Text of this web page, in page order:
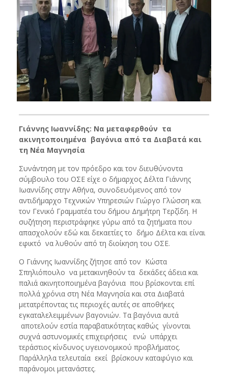
Γιάννης Ιωαννίδης: Να μεταφερθούν τα
ακινητοποιημένα βαγόνια από τα Διαβατά και
τη Νέα Μαγνησία
Συνάντηση με τον πρόεδρο και τον διευθύνοντα
σύμβουλο του ΟΣΕ είχε ο δήμαρχος Δέλτα Γιάννης
Ιωαννίδης στην Αθήνα, συνοδευόμενος από τον
αντιδήμαρχο Τεχνικών Υπηρεσιών Γιώργο Γλώσση και
τον Γενικό Γραμματέα του δήμου Δημήτρη Τερζίδη. Η
συζήτηση περιστράφηκε γύρω από τα ζητήματα που
απασχολούν εδώ και δεκαετίες το δήμο Δέλτα και είναι
εφικτό να λυθούν από τη διοίκηση του ΟΣΕ.
Ο Γιάννης Ιωαννίδης ζήτησε από τον Κώστα
Σπηλιόπουλο να μετακινηθούν τα δεκάδες άδεια και
παλιά ακινητοποιημένα βαγόνια που βρίσκονται επί
πολλά χρόνια στη Νέα Μαγνησία και στα Διαβατά
μετατρέποντας τις περιοχές αυτές σε αποθήκες
εγκαταλελειμμένων βαγονιών. Τα βαγόνια αυτά
αποτελούν εστία παραβατικότητας καθώς γίνονται
συχνά αστυνομικές επιχειρήσεις ενώ υπάρχει
τεράστιος κίνδυνος υγειονομικού προβλήματος.
Παράλληλα τελευταία εκεί βρίσκουν καταφύγιο και
παράνομοι μετανάστες.